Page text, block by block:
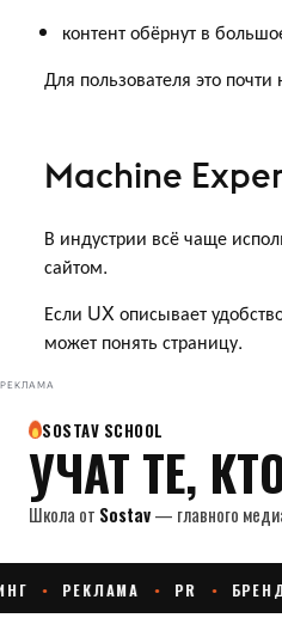
контент обёрнут в
Для пользователя это
Machine
В индустрии всё чаще
сайтом.
Если UX описывает
может понять страницу.
РЕКЛАМА